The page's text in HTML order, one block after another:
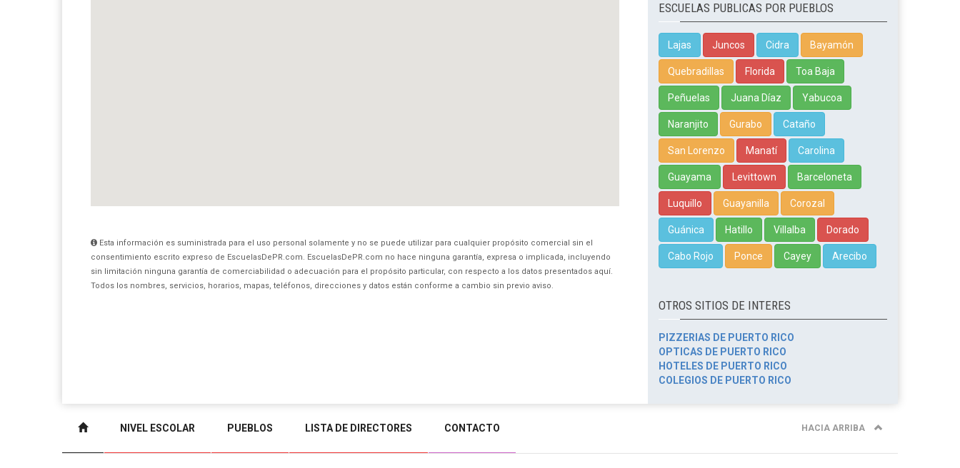
Esta información es suministrada para el uso personal solamente y no se puede utilizar para cualquier propósito comercial sin el
consentimiento escrito expreso de EscuelasDePR.com. EscuelasDePR.com no hace ninguna garantía, expresa o implicada, incluyendo
sin limitación ninguna garantía de comerciabilidad o adecuación para el propósito particular, con respecto a los datos presentados aquí.
Todos los nombres, servicios, horarios, mapas, teléfonos, direcciones y datos están conforme a cambio sin previo aviso.
ESCUELAS PUBLICAS POR PUEBLOS
Lajas Juncos Cidra Bayamón
Quebradillas Florida Toa Baja
Peñuelas Juana Díaz Yabucoa
Naranjito Gurabo Cataño
San Lorenzo Manatí Carolina
Guayama Levittown Barceloneta
Luquillo Guayanilla Corozal
Guánica Hatillo Villalba Dorado
Cabo Rojo Ponce Cayey Arecibo
OTROS SITIOS DE INTERES
PIZZERIAS DE PUERTO RICO
OPTICAS DE PUERTO RICO
HOTELES DE PUERTO RICO
COLEGIOS DE PUERTO RICO
NIVEL ESCOLAR PUEBLOS LISTA DE DIRECTORES CONTACTO HACIA ARRIBA